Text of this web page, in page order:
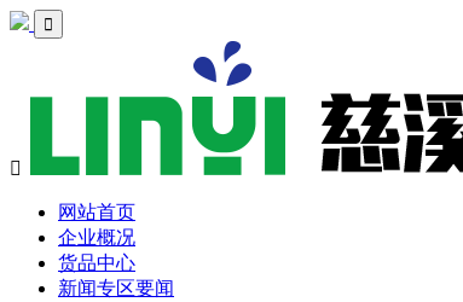


网站首页
企业概况
货品中心
新闻专区要闻